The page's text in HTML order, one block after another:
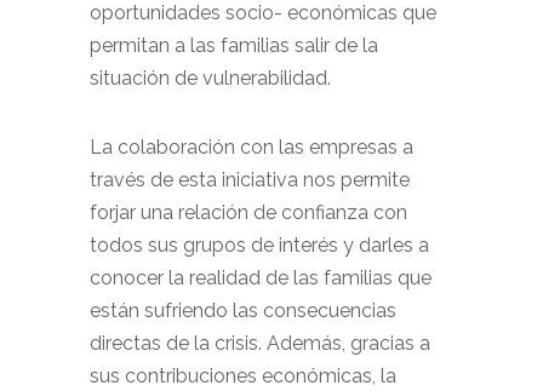
oportunidades socio- económicas que
permitan a las familias salir de la
situación de vulnerabilidad.
La colaboración con las empresas a
través de esta iniciativa nos permite
forjar una relación de confianza con
todos sus grupos de interés y darles a
conocer la realidad de las familias que
están sufriendo las consecuencias
directas de la crisis. Además, gracias a
sus contribuciones económicas, la